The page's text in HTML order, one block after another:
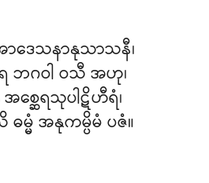
ာဒေသနာနုသာသနီ၊
ဘဂဝါ ဝသီ အဟု၊
ဆေရသုပါဋိဟီရံ၊
မ္မံ အနုကမ္ပိမံ ပဇံ။